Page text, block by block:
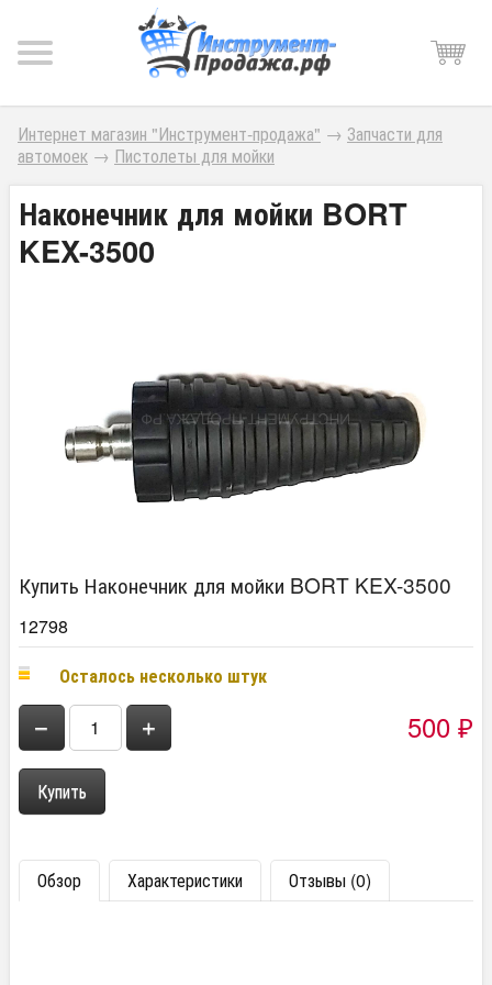
Интернет магазин "Инструмент-продажа" → Запчасти для
автомоек → Пистолеты для мойки
Наконечник для мойки BORT
KEX-3500
Купить Наконечник для мойки BORT KEX-3500
12798
Осталось несколько штук
− + 500 ₽
Обзор Характеристики Отзывы (0)